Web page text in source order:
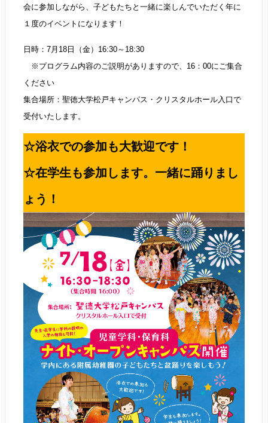
会に参加しながら、子どもたちと一緒に楽しんでいただく年に
１度のイベントになります！
日時：7月18日（金）16:30～18:30
※プログラム内容のご説明がありますので、16：00にご集合
ください
集合場所：聖徳大学松戸キャンパス・クリスタルホール入口で
受付いたします。
☆浴衣での参加も大歓迎です！
☆在学生も参加します。一緒に踊りまし
ょう！